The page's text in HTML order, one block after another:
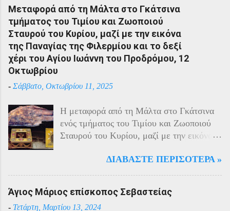
του Πόντου είχε και αυτός στη διάρκεια
του πολέμου την ίδια τύχη με τον
υπόλοιπο μικρασιατικό πληθυσμό. Με την
είσοδο της Τουρκίας στον πόλεμο
πραγματοποιήθηκαν εκκενώσεις οικισμών,
οικογένειες των φυγοστράτων.
έδωσαν οι Πόντιοι στην καταπίεση με την
οργανωμένη αντίσταση των κατοίκων του.
Αντιδρώντας στις πιέσεις των Τούρκων
αντάρτες στα βουνά και να επιδίδονται σε
ανταρτοπόλεμο εναντίον του τακτικού
στρατού. Η κατάσταση ήταν καλύτερη
στην εκκλησιαστική περιφέρεια της
Μεταφορά από τη Μάλτα στο Γκάτσινα
τμήματος του Τιμίου και Ζωοποιού
Σταυρού του Κυρίου, μαζί με την εικόνα
της Παναγίας της Φιλερμίου και το δεξί
χέρι του Αγίου Ιωάννη του Προδρόμου, 12
Οκτωβρίου
- Σάββατο, Οκτωβρίου 11, 2025
Η μεταφορά από τη Μάλτα στο Γκάτσινα
ενός τμήματος του Τιμίου και Ζωοποιού
Σταυρού του Κυρίου, μαζί με την εικόνα
Φίλερμος στο νησί της Ρόδου) και το δεξί
φυλάσσονταν στο νησί της Μάλτας από
ΔΙΑΒΆΣΤΕ ΠΕΡΙΣΌΤΕΡΑ »
Άγιος Μάριος επίσκοπος Σεβαστείας
- Τετάρτη, Μαρτίου 13, 2024